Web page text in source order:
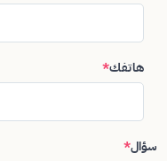
هاتفك*
سؤال*